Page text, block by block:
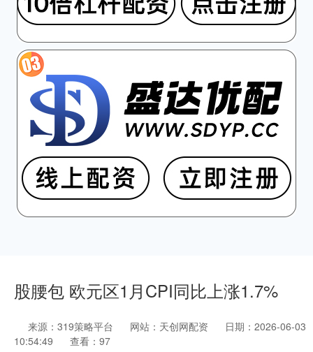
股腰包 欧元区1月CPI同比上涨1.7%
来源：319策略平台 网站：天创网配资
日期：2026-06-03
10:54:49
查看：97